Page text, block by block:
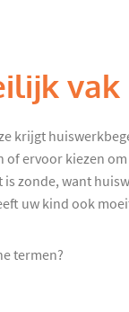
vak
krijgt
of ervoor kiezen om
zonde, want
uw kind ook
termen?